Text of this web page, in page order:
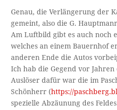
Genau, die Verlängerung der
gemeint, also die G.
Am Luftbild gibt es auch noch
welches an einem Bauernhof
anderen Ende die Autos
Ich hab die Gegend vor
Auslöser dafür war die im
Schönherr (https://
spezielle Abzäunung des